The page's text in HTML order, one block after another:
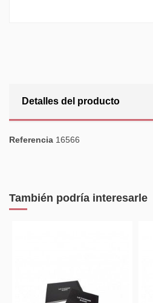
Detalles del producto
Referencia 16566
También podría interesarle